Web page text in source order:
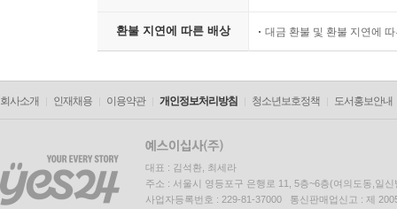
환불 지연에 따른 배상 대금 환불 및 환불 지연에
회사소개 인재채용 이용약관 개인정보처리방침 청소년보호정책 도서홍보안내
대표 : 김석환, 최세라
주소 : 서울시 영등포구 은행로 11, 5층~6층(여의도동,일신
사업자등록번호 : 229-81-37000 통신판매업신고 : 제